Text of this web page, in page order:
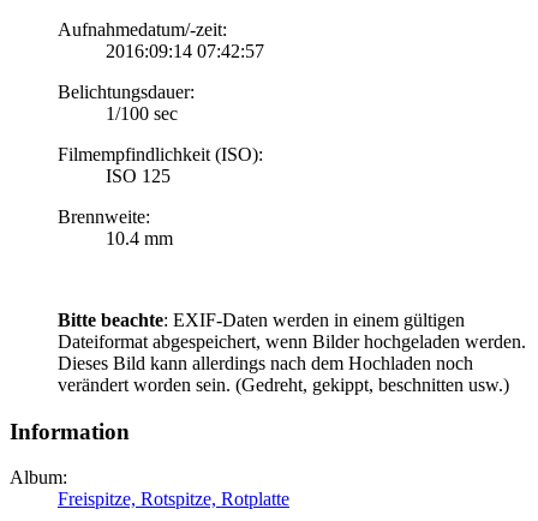
Aufnahmedatum/-zeit:
2016:09:14 07:42:57
Belichtungsdauer:
1/100 sec
Filmempfindlichkeit (ISO):
ISO 125
Brennweite:
10.4 mm
Bitte beachte: EXIF-Daten werden in einem gültigen
Dateiformat abgespeichert, wenn Bilder hochgeladen werden.
Dieses Bild kann allerdings nach dem Hochladen noch
verändert worden sein. (Gedreht, gekippt, beschnitten usw.)
Information
Album:
Freispitze, Rotspitze, Rotplatte